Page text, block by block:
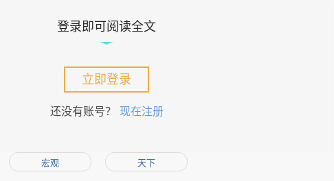
至野蛮的「实干」，比「空谈」后果更严重，在这方面，历史与现
」的「GDP是硬道理」与「闷声发大财」中被房价所劫持、被污染
「复辟」，夜有人疑似把「复辟」化装为「复兴」……所以，我们
登录即可阅读全文
立即登录
还没有账号？ 现在注册
宏观 天下